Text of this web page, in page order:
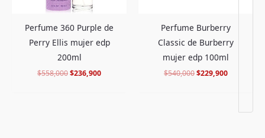
Perfume 360 Purple de
Perry Ellis mujer edp
200ml
$558,000$236,900
Perfume Burberry
Classic de Burberry
mujer edp 100ml
$540,000$229,900